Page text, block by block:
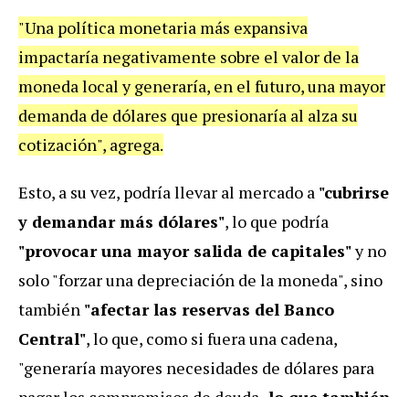
"Una política monetaria más expansiva
impactaría negativamente sobre el valor de la
moneda local y generaría, en el futuro, una mayor
demanda de dólares que presionaría al alza su
cotización", agrega.
Esto, a su vez, podría llevar al mercado a "cubrirse
y demandar más dólares", lo que podría
"provocar una mayor salida de capitales"y no
solo "forzar una depreciación de la moneda", sino
también "afectar las reservas del Banco
Central", lo que, como si fuera una cadena,
"generaría mayores necesidades de dólares para